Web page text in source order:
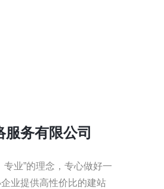
务有限公司
专业”的理念，专心做好一
业提供高性价比的建站